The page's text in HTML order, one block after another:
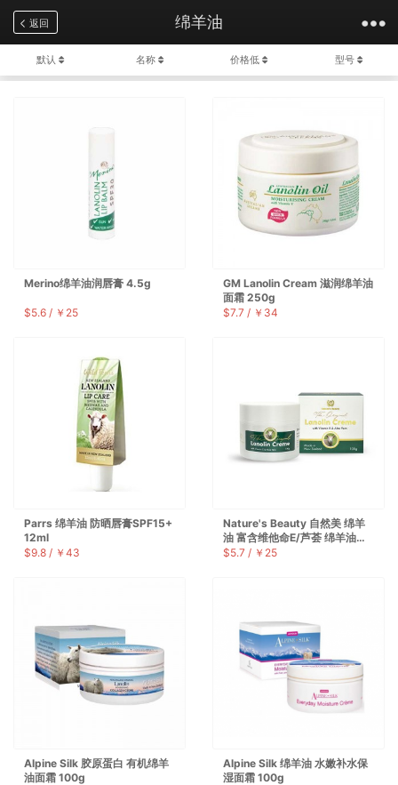
返回 绵羊油
默认 名称 价格低 型号
Merino绵羊油润唇膏 4.5g
$5.6 / ￥25
GM Lanolin Cream 滋润绵羊油
面霜 250g
$7.7 / ￥34
Parrs 绵羊油 防晒唇膏SPF15+
12ml
$9.8 / ￥43
Nature's Beauty 自然美 绵羊
油 富含维他命E/芦荟 绵羊油
100g
$5.7 / ￥25
Alpine Silk 胶原蛋白 有机绵羊
油面霜 100g
Alpine Silk 绵羊油 水嫩补水保
湿面霜 100g